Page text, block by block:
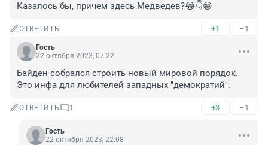
Казалось бы, причем здесь Медведев?😂👇😁
ОТВЕТИТЬ +1 –1
Гость
22 октября 2023, 07:22
Байден собрался строить новый мировой порядок.
Это инфа для любителей западных "демократий".
ОТВЕТИТЬ 1 +3 –1
Гость
22 октября 2023, 22:08